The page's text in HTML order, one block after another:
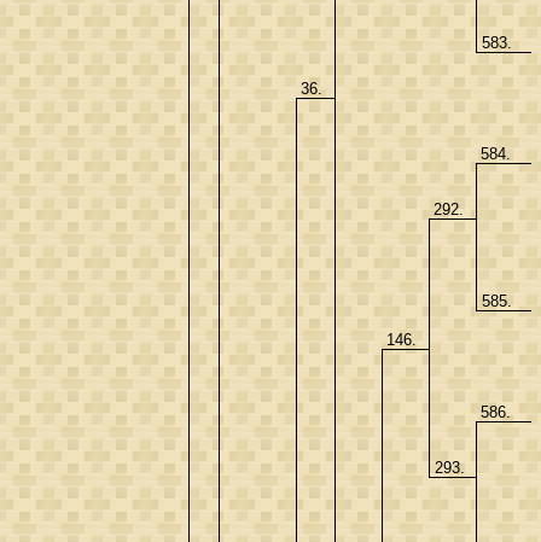
36.
583.
146.
292.
584.
585.
293.
586.